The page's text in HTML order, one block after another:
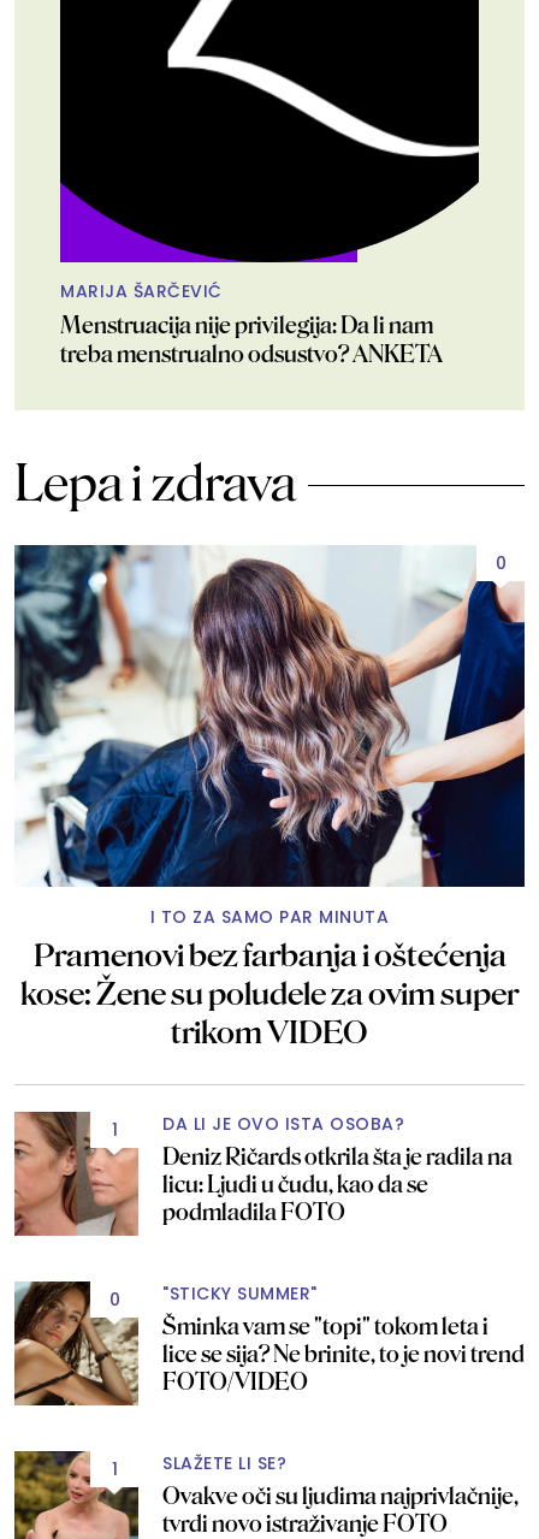
MARIJA ŠARČEVIĆ
Menstruacija nije privilegija: Da li nam
treba menstrualno odsustvo? ANKETA
Lepa i zdrava
0
I TO ZA SAMO PAR MINUTA
Pramenovi bez farbanja i oštećenja
kose: Žene su poludele za ovim super
trikom VIDEO
1 DA LI JE OVO ISTA OSOBA?
Deniz Ričards otkrila šta je radila na
licu: Ljudi u čudu, kao da se
podmladila FOTO
0 "STICKY SUMMER"
Šminka vam se "topi" tokom leta i
lice se sija? Ne brinite, to je novi trend
FOTO/VIDEO
1 SLAŽETE LI SE?
Ovakve oči su ljudima najprivlačnije,
tvrdi novo istraživanje FOTO